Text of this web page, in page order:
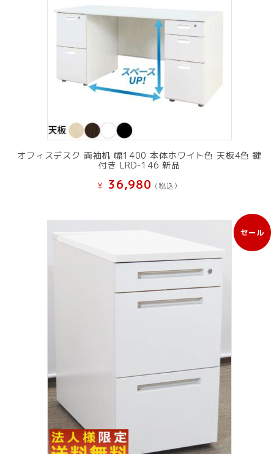
オフィスデスク 両袖机 幅1400 本体ホワイト色 天板4色 鍵
付き LRD-146 新品
¥ 36,980 (税込）
セール
販
売